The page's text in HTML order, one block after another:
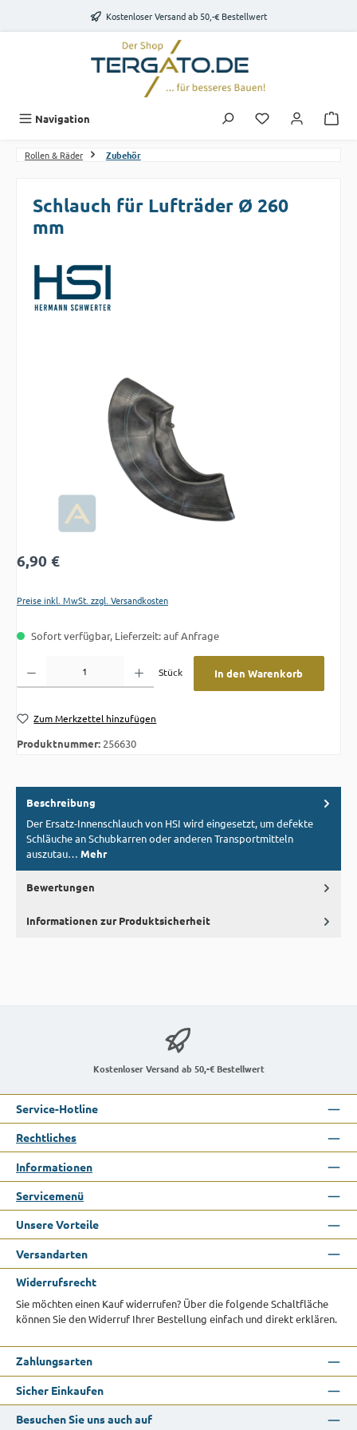
Zum Hauptinhalt springenKostenloser Versand ab 50,-€ Bestellwert
Navigation Du hast 0
Rollen & Räder Zubehör
Schlauch für Lufträder Ø 260
mm
Regulärer Preis:
6,90 €
Preise inkl. MwSt. zzgl. Versandkosten
Sofort verfügbar, Lieferzeit: auf Anfrage
Stück
In den Warenkorb
Zum Merkzettel hinzufügen
Produktnummer: 256630
Beschreibung
Der Ersatz-Innenschlauch von HSI wird eingesetzt, um defekte
Schläuche an Schubkarren oder anderen Transportmitteln
auszutau… Mehr
Bewertungen
Informationen zur Produktsicherheit
Kostenloser Versand ab 50,-€ Bestellwert
Service-Hotline
Rechtliches
Informationen
Servicemenü
Unsere Vorteile
Versandarten
Widerrufsrecht
Sie möchten einen Kauf widerrufen? Über die folgende Schaltfläche
können Sie den Widerruf Ihrer Bestellung einfach und direkt erklären.
Zahlungsarten
Sicher Einkaufen
Besuchen Sie uns auch auf